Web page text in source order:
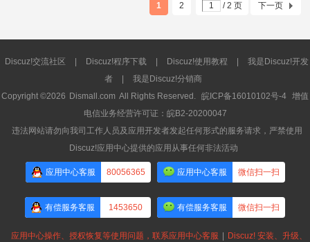
1 2 / 2 页 下一页
Discuz!交流社区 Discuz!程序下载 Discuz!使用教程
我是Discuz!开发
者
我是Discuz!分销商
Copyright ©2026 Dismall.com All Rights Reserved. 皖ICP备16010102号-4 增值
电信业务经营许可证：皖B2-20200047
违法网站请勿向我司工作人员及应用开发者发起任何形式的服务请求，严禁使用
Discuz!应用中心提供的应用从事任何非法活动
应用中心客服 80056365 应用中心客服 微信扫一扫
有偿服务客服 1453650 有偿服务客服 微信扫一扫
应用中心操作、授权恢复等使用问题，联系应用中心客服 Discuz! 安装、升级、